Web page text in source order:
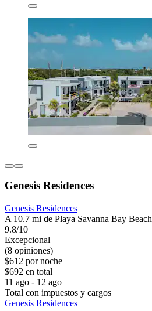
Genesis Residences
Genesis Residences
A 10.7 mi de Playa Savanna Bay Beach
9.8/10
Excepcional
(8 opiniones)
$612 por noche
$692 en total
11 ago - 12 ago
Total con impuestos y cargos
Genesis Residences